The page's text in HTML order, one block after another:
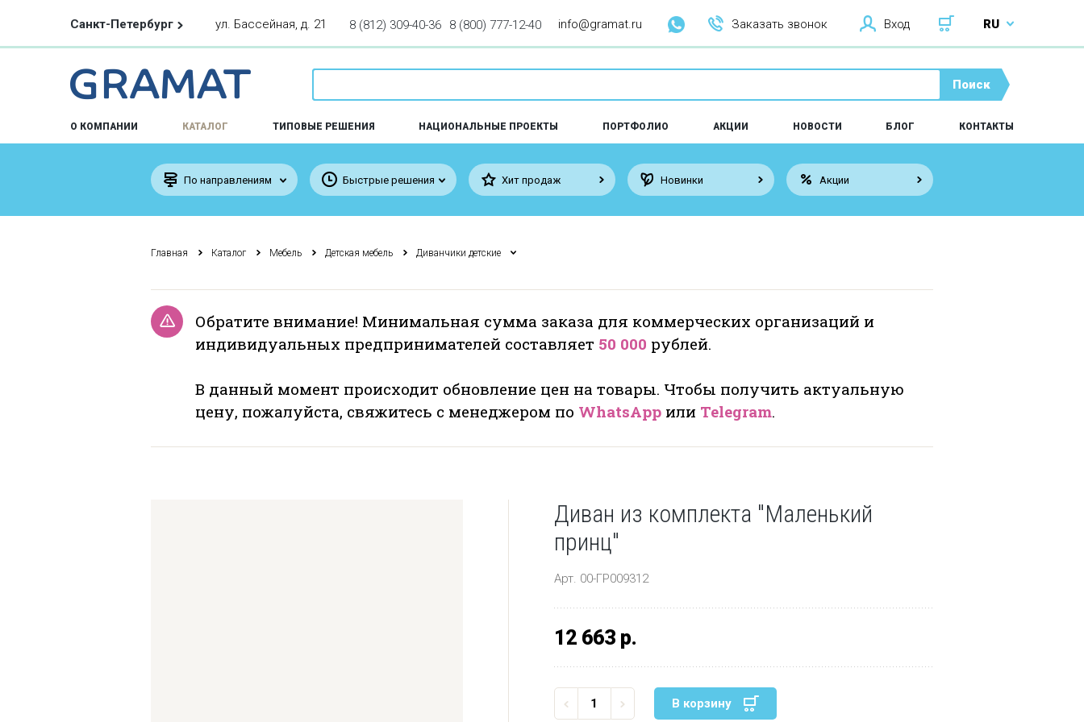
Санкт-Петербург ул. Бассейная, д. 21 8 (812) 309-40-36 8 (800) 777-12-40 info@gramat.ru Заказать звонок Вход RU
Поиск
О КОМПАНИИ КАТАЛОГ ТИПОВЫЕ РЕШЕНИЯ НАЦИОНАЛЬНЫЕ ПРОЕКТЫ ПОРТФОЛИО АКЦИИ НОВОСТИ БЛОГ КОНТАКТЫ
По направлениям Быстрые решения Хит продаж Новинки Акции
Главная Каталог Мебель Детская мебель Диванчики детские
Обратите внимание! Минимальная сумма заказа для коммерческих организаций и
индивидуальных предпринимателей составляет 50 000 рублей.
В данный момент происходит обновление цен на товары. Чтобы получить актуальную
цену, пожалуйста, свяжитесь с менеджером по WhatsApp или Telegram.
Диван из комплекта "Маленький
принц"
Арт. 00-ГР009312
12 663 р.
В корзину